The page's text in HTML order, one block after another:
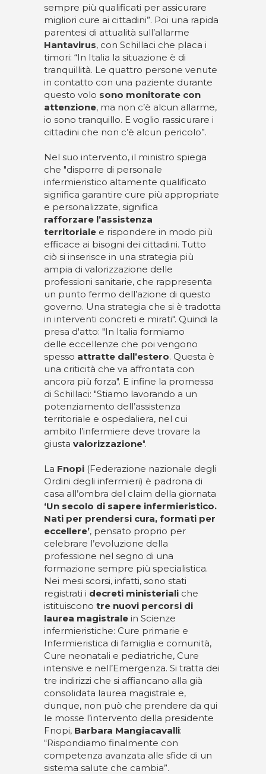
sempre più qualificati per assicurare
migliori cure ai cittadini”. Poi una rapida
parentesi di attualità sull’allarme
Hantavirus, con Schillaci che placa i
timori: “In Italia la situazione è di
tranquillità. Le quattro persone venute
in contatto con una paziente durante
questo volo sono monitorate con
attenzione, ma non c’è alcun allarme,
io sono tranquillo. E voglio rassicurare i
cittadini che non c’è alcun pericolo”.
Nel suo intervento, il ministro spiega
che "disporre di personale
infermieristico altamente qualificato
significa garantire cure più appropriate
e personalizzate, significa
rafforzare l’assistenza
territoriale e rispondere in modo più
efficace ai bisogni dei cittadini. Tutto
ciò si inserisce in una strategia più
ampia di valorizzazione delle
professioni sanitarie, che rappresenta
un punto fermo dell’azione di questo
governo. Una strategia che si è tradotta
in interventi concreti e mirati". Quindi la
presa d'atto: "In Italia formiamo
delle eccellenze che poi vengono
spesso attratte dall’estero. Questa è
una criticità che va affrontata con
ancora più forza". E infine la promessa
di Schillaci: "Stiamo lavorando a un
potenziamento dell’assistenza
territoriale e ospedaliera, nel cui
ambito l’infermiere deve trovare la
giusta valorizzazione".
La Fnopi (Federazione nazionale degli
Ordini degli infermieri) è padrona di
casa all’ombra del claim della giornata
‘Un secolo di sapere infermieristico.
Nati per prendersi cura, formati per
eccellere’, pensato proprio per
celebrare l’evoluzione della
professione nel segno di una
formazione sempre più specialistica.
Nei mesi scorsi, infatti, sono stati
registrati i decreti ministeriali che
istituiscono tre nuovi percorsi di
laurea magistrale in Scienze
infermieristiche: Cure primarie e
Infermieristica di famiglia e comunità,
Cure neonatali e pediatriche, Cure
intensive e nell’Emergenza. Si tratta dei
tre indirizzi che si affiancano alla già
consolidata laurea magistrale e,
dunque, non può che prendere da qui
le mosse l’intervento della presidente
Fnopi, Barbara Mangiacavalli:
“Rispondiamo finalmente con
competenza avanzata alle sfide di un
sistema salute che cambia”.